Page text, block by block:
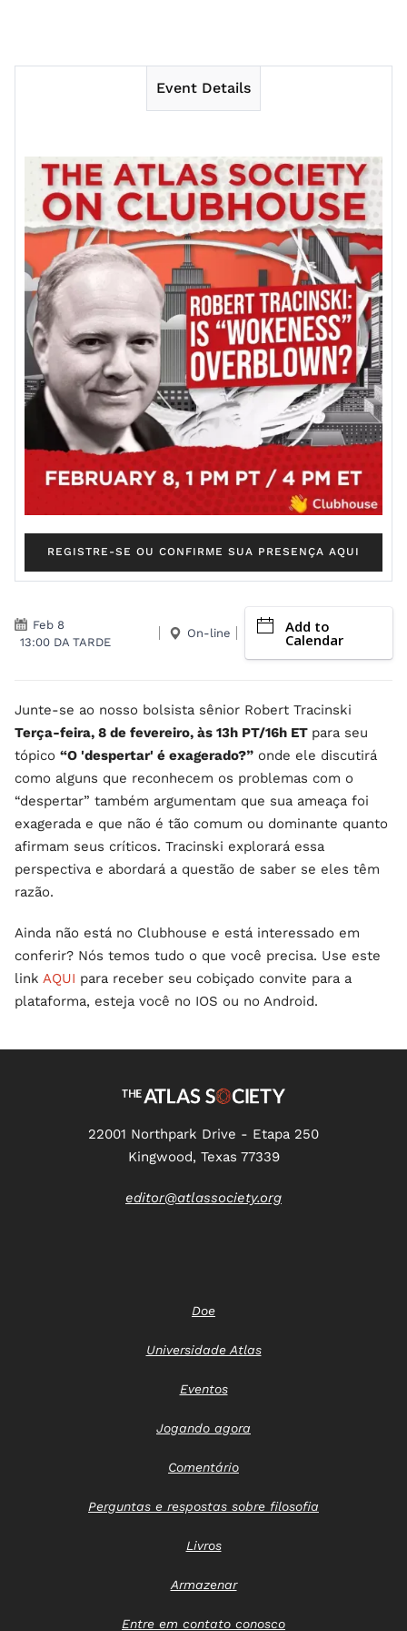
Event Details
REGISTRE-SE OU CONFIRME SUA PRESENÇA AQUI
Feb 8
13:00 DA TARDE
On-line Add to
Calendar
Junte-se ao nosso bolsista sênior Robert Tracinski
Terça-feira, 8 de fevereiro, às 13h PT/16h ET para seu
tópico “O 'despertar' é exagerado?” onde ele discutirá
como alguns que reconhecem os problemas com o
“despertar” também argumentam que sua ameaça foi
exagerada e que não é tão comum ou dominante quanto
afirmam seus críticos. Tracinski explorará essa
perspectiva e abordará a questão de saber se eles têm
razão.
Ainda não está no Clubhouse e está interessado em
conferir? Nós temos tudo o que você precisa. Use este
link AQUI para receber seu cobiçado convite para a
plataforma, esteja você no IOS ou no Android.
22001 Northpark Drive - Etapa 250
Kingwood, Texas 77339
editor@atlassociety.org
Doe
Universidade Atlas
Eventos
Jogando agora
Comentário
Perguntas e respostas sobre filosofia
Livros
Armazenar
Entre em contato conosco